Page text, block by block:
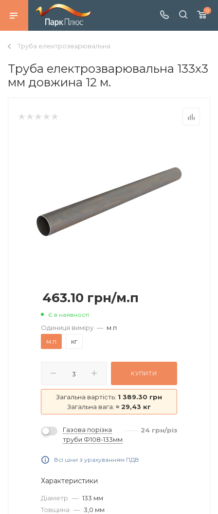
0
Труба електрозварювальна
Труба електрозварювальна 133х3
мм довжина 12 м.
463.10 грн/м.п
Є в наявності
Одиниця виміру — м.п
м.п
кг
КУПИТИ
Загальна вартість: 1 389.30 грн
Загальна вага: ≈ 29,43 кг
Газова порізка
труби Ф108-133мм
24 грн/різ
Всі ціни з урахуванням ПДВ
Характеристики
Діаметр — 133 мм
Товщина — 3,0 мм